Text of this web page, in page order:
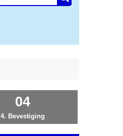
04
4. Bevestiging